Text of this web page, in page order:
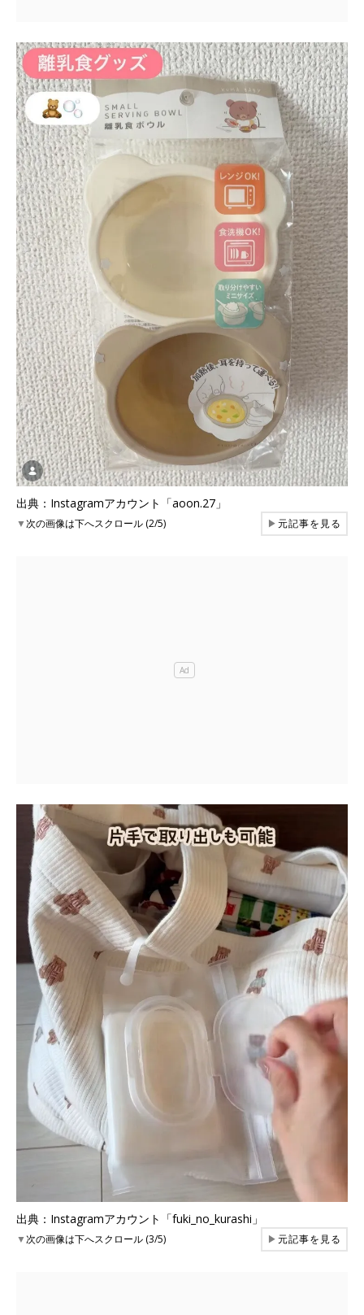
出典：Instagramアカウント「aoon.27」
▼次の画像は下へスクロール (2/5) ▶元記事を見る
出典：Instagramアカウント「fuki_no_kurashi」
▼次の画像は下へスクロール (3/5) ▶元記事を見る